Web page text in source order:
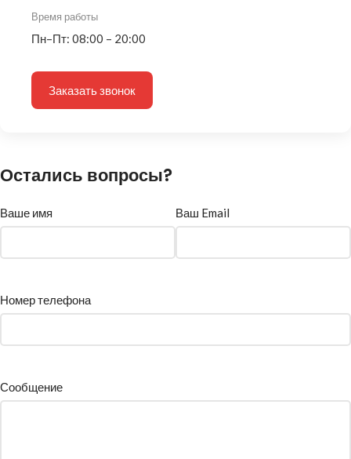
Время работы
Пн–Пт: 08:00 – 20:00
Заказать звонок
Остались вопросы?
Ваше имя Ваш Email
Номер телефона
Сообщение